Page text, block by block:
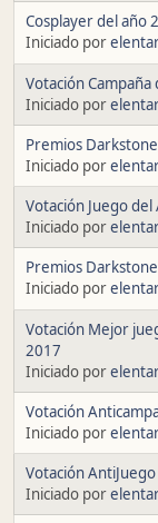
Cosplayer del año
Iniciado por
Votación
Iniciado por
Premios
Iniciado por
Votación Juego
Iniciado por
Premios
Iniciado por
Votación Mejor
2017
Iniciado por
Votación
Iniciado por
Votación
Iniciado por